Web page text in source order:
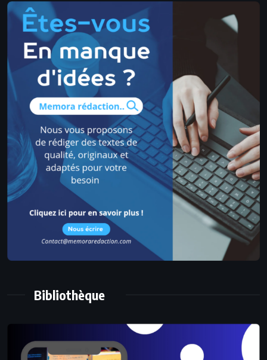
Bibliothèque